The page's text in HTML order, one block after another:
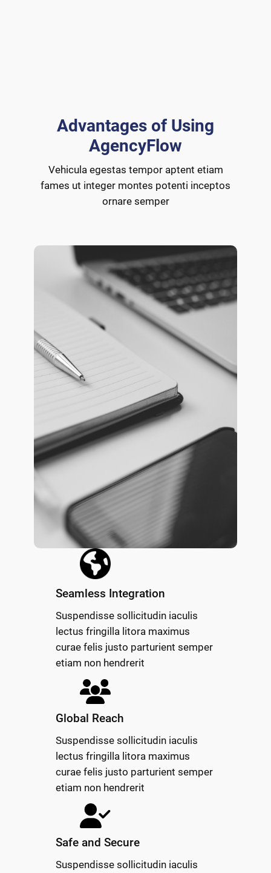
Advantages of Using
AgencyFlow
Vehicula egestas tempor aptent etiam
fames ut integer montes potenti inceptos
ornare semper
Seamless Integration
Suspendisse sollicitudin iaculis
lectus fringilla litora maximus
curae felis justo parturient semper
etiam non hendrerit
Global Reach
Suspendisse sollicitudin iaculis
lectus fringilla litora maximus
curae felis justo parturient semper
etiam non hendrerit
Safe and Secure
Suspendisse sollicitudin iaculis